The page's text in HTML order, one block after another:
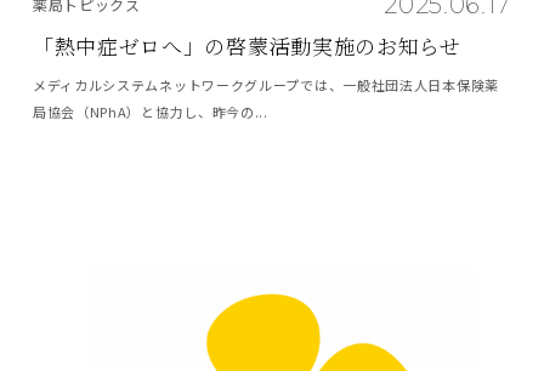
「熱中症ゼロへ」の啓蒙活動実施のお知らせ
メディカルシステムネットワークグループでは、一般社団法人日本保険薬
局協会（NPhA）と協力し、昨今の...